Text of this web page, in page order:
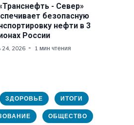
- Север»
безопасную
нефти в 3
России
2026 1 мин чтения
ЗДОРОВЬЕ ИТОГИ
ОБЩЕСТВО